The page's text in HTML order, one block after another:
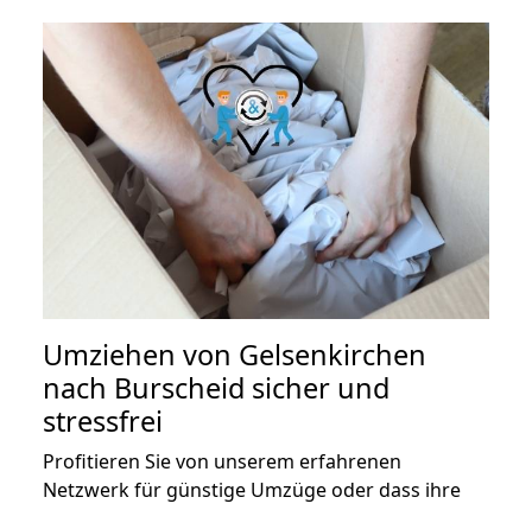
Umziehen von Gelsenkirchen
nach Burscheid sicher und
stressfrei
Profitieren Sie von unserem erfahrenen
Netzwerk für günstige Umzüge oder dass ihre